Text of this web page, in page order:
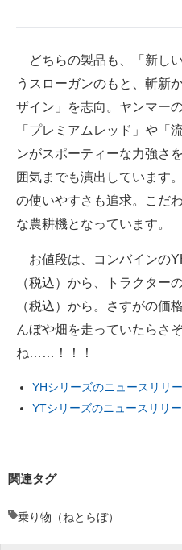
どちらの製品も、「新し
うスローガンのもと、斬新
ザイン」を志向。ヤンマー
「プレミアムレッド」や「
ンがスポーティーな力強さ
囲気までも演出しています
の使いやすさも追求。こだ
な農耕機となっています。
お値段は、コンバインの
（税込）から、トラクター
（税込）から。さすがの価
んぼや畑を走っていたらさ
ね……！！！
YHシリーズのニュースリリ
YTシリーズのニュースリリ
関連タグ
乗り物（ねとらぼ）